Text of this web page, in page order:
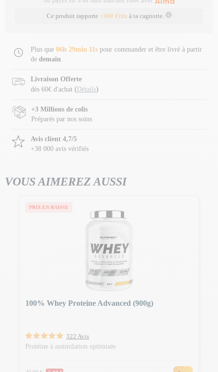
Ce produit rapporte +360 Fitizà ta cagnotte.
Plus que 06h 29min 10s pour commander et être livré à partir
de demain.
Livraison Offerte
dès 60€ d'achat ( Détails)
+3 Millions de colis
Préparés par nos soins
Avis client 4,7/5
+38 000 avis vérifiés
VOUS AIMEREZ AUSSI
PRIX EN BAISSE
100% Whey Proteine Advanced (900g)
322 Avis
Protéine à assimilation optimisée